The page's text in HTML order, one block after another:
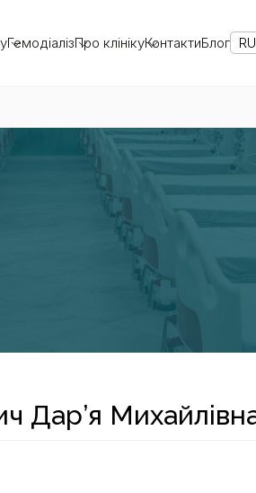
ГемодіалізПро клінікуКонтактиБлог RU
Дар’я